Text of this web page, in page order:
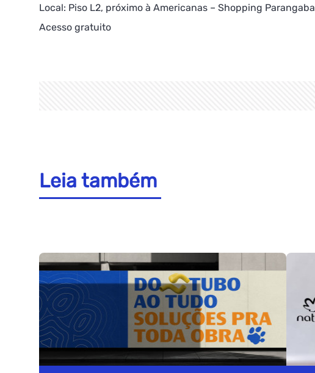
Local: Piso L2, próximo à Americanas – Shopping Parangaba
Acesso gratuito
Leia também